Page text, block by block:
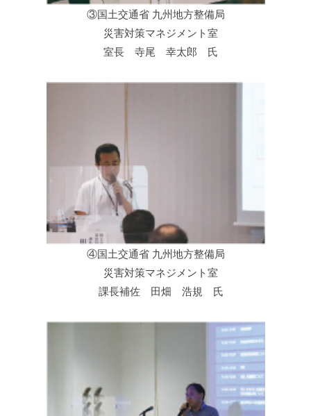
③国土交通省 九州地方整備局
災害対策マネジメント室
室長 寺尾 幸太郎 氏
④国土交通省 九州地方整備局
災害対策マネジメント室
課長補佐 田畑 浩規 氏